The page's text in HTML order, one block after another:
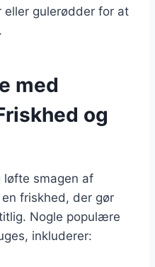
eller gulerødder for at
med
og
løfte smagen af
friskhed, der gør
Nogle populære
inkluderer: